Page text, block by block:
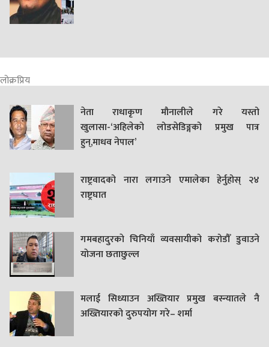
लोक्रप्रिय
नेता राधाकृण मौनालीले गरे यस्तो
खुलासा-‘अहिलेको लोडसेडिङ्गको प्रमुख पात्र
हुन्,माधव नेपाल’
राष्ट्रवादको नारा लगाउने एमालेका हेर्नुहोस् २४
राष्ट्रघात
गमबहादुरकाे चिनियाँ व्यवसायीको करोडौँ डुवाउने
याेजना छताछुल्ल
मलाई सिध्याउन अख्तियार प्रमुख बस्न्यातले नै
अख्तियारको दुरुपयोग गरे– शर्मा